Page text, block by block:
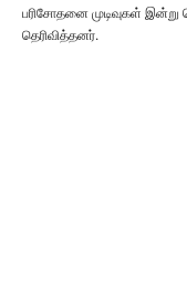
பரிசோதனை முடிவுகள்
தெரிவித்தனர்.